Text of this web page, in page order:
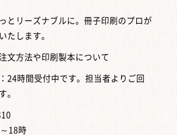
とリーズナブルに。冊子印刷のプロが
たします。
文方法や印刷製本について
：24時間受付中です。担当者よりご回
。
18時